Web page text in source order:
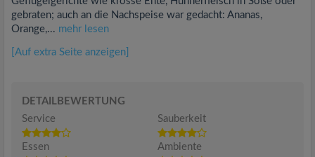
gebraten; auch an die Nachspeise war gedacht: Ananas,
Orange,... mehr lesen
[Auf extra Seite anzeigen]
DETAILBEWERTUNG
Service
Sauberkeit
Essen Ambiente